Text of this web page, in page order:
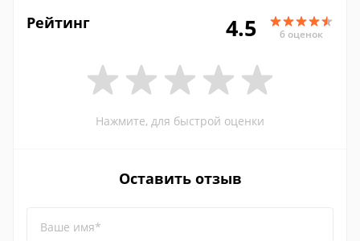
Рейтинг 4.5 6 оценок
Нажмите, для быстрой оценки
Оставить отзыв
Ваше имя*